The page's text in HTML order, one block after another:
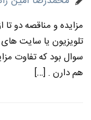
مزایده و مناقصه دو
تلویزیون یا سایت
سوال بود که تفاوت
هم دارن . […]